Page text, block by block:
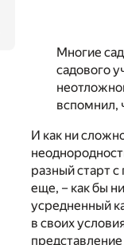
Многие
садового
вспомнил,
И как ни
разный старт
еще, – как бы
усредненный
в своих